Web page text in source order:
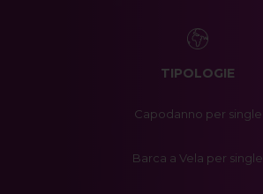
TIPOLOGIE
Capodanno per single
Barca a Vela per single